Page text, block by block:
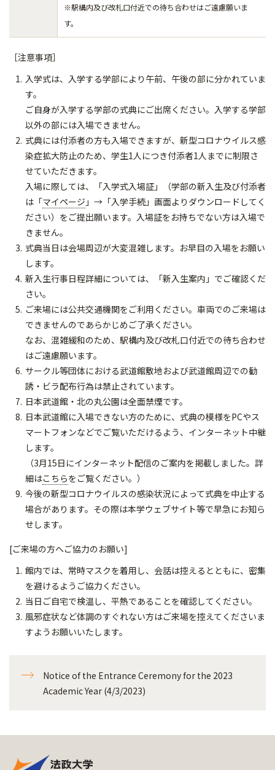
※駅構内及び改札口付近での待ち合わせはご遠慮願いま
す。
［注意事項］
入学式は、入学する学部により午前、午後の部に分かれていま
す。
ご自身が入学する学部の式典にご出席ください。入学する学部
以外の部には入場できません。
式典には付添者の方も入場できますが、新型コロナウイルス感
染症拡大防止のため、学生1人につき付添者1人までに制限さ
せていただきます。
入場に際しては、「入学式入場証」（学部の新入生及び付添者
は「マイページ 」→「入学手続」画面よりダウンロードしてく
ださい）をご提出願います。入場証をお持ちでない方は入場で
きません。
式典当日は会場周辺が大変混雑します。お早目の入場をお願い
します。
新入生行事日程詳細については、「新入生案内」でご確認くだ
さい。
ご来場には公共交通機関をご利用ください。車両でのご来場は
できませんのであらかじめご了承ください。
なお、混雑緩和のため、駅構内及び改札口付近での待ち合わせ
はご遠慮願います。
サークル等団体における武道館敷地および武道館周辺での勧
誘・ビラ配布行為は禁止されています。
日本武道館・北の丸公園は全面禁煙です。
日本武道館に入場できない方のために、式典の模様をPCやス
マートフォンなどでご覧いただけるよう、インターネット中継
します。
（3月15日にインターネット配信のご案内を掲載しました。詳
細はこちらをご覧ください。）
今後の新型コロナウイルスの感染状況によって式典を中止する
場合があります。その際は本学ウェブサイト等で早急にお知ら
せします。
[ご来場の方へご協力のお願い]
館内では、常時マスクを着用し、会話は控えるとともに、密集
を避けるようご協力ください。
当日ご自宅で検温し、平熱であることを確認してください。
風邪症状など体調のすぐれない方はご来場を控えてくださいま
すようお願いいたします。
Notice of the Entrance Ceremony for the 2023
Academic Year (4/3/2023)